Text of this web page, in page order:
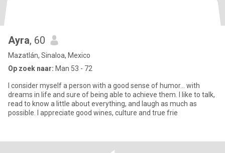
Ayra, 60
Mazatlán, Sinaloa, Mexico
Op zoek naar: Man 53 - 72
I consider myself a person with a good sense of humor... with
dreams in life and sure of being able to achieve them. I like to talk,
read to know a little about everything, and laugh as much as
possible. I appreciate good wines, culture and true frie